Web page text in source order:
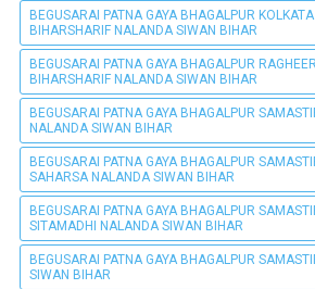
BEGUSARAI PATNA GAYA BHAGALPUR
BIHARSHARIF NALANDA SIWAN BIHAR
BEGUSARAI PATNA GAYA BHAGALPUR
BIHARSHARIF NALANDA SIWAN BIHAR
BEGUSARAI PATNA GAYA BHAGALPUR
NALANDA SIWAN BIHAR
BEGUSARAI PATNA GAYA BHAGALPUR
SAHARSA NALANDA SIWAN BIHAR
BEGUSARAI PATNA GAYA BHAGALPUR
SITAMADHI NALANDA SIWAN BIHAR
BEGUSARAI PATNA GAYA BHAGALPUR
SIWAN BIHAR